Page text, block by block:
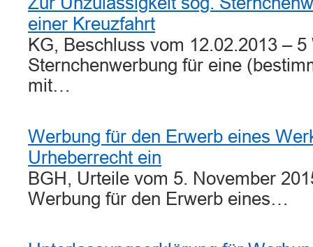
einer Kreuzfahrt
KG, Beschluss vom 12.02.2013 – 5
Sternchenwerbung für eine
mit…
Werbung für den Erwerb eines
Urheberrecht ein
BGH, Urteile vom 5. November
Werbung für den Erwerb eines…